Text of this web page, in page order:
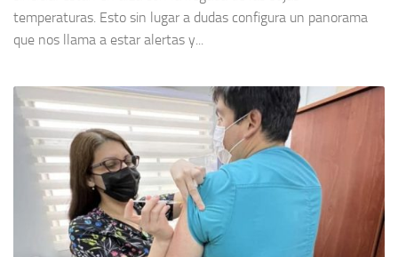
temperaturas. Esto sin lugar a dudas configura un panorama
que nos llama a estar alertas y...